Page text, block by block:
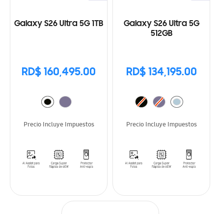
Galaxy S26 Ultra 5G 1TB
RD$ 160,495.00
Precio Incluye Impuestos
Galaxy S26 Ultra 5G
512GB
RD$ 134,195.00
Precio Incluye Impuestos